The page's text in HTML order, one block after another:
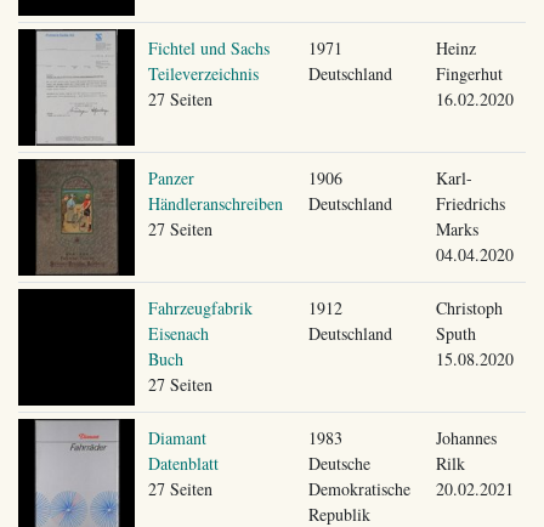
Fichtel und Sachs
Teileverzeichnis
27 Seiten
1971
Deutschland
Heinz
Fingerhut
16.02.2020
Panzer
Händleranschreiben
27 Seiten
1906
Deutschland
Karl-
Friedrichs
Marks
04.04.2020
Fahrzeugfabrik
Eisenach
Buch
27 Seiten
1912
Deutschland
Christoph
Sputh
15.08.2020
Diamant
Datenblatt
27 Seiten
1983
Deutsche
Demokratische
Republik
Johannes
Rilk
20.02.2021